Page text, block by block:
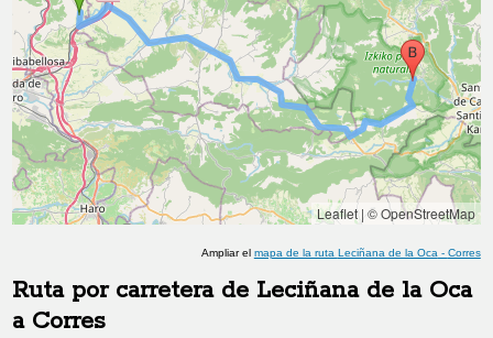
Leaflet| © OpenStreetMap
Ampliar el mapa de la ruta Leciñana de la Oca - Corres
Ruta por carretera de Leciñana de la Oca
a Corres